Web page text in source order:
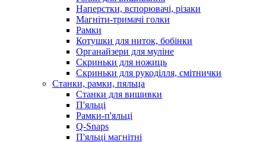
Наперстки, вспорювачі, різаки
Магніти-тримачі голки
Рамки
Котушки для ниток, бобінки
Органайзери для муліне
Скриньки для ножиць
Скриньки для рукоділля, смітнички
Станки, рамки, пяльца
Станки для вишивки
П'яльці
Рамки-п'яльці
Q-Snaps
П'яльці магнітні